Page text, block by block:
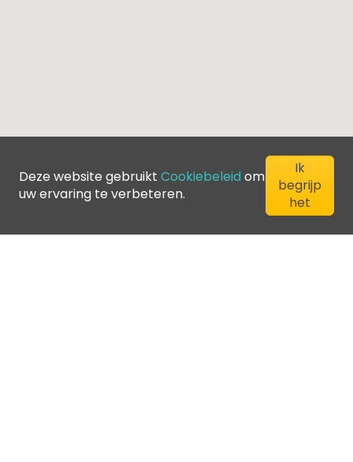
All Rights Reserved
Deze website gebruikt Cookiebeleid om
uw ervaring te verbeteren.
Ik
begrijp
het